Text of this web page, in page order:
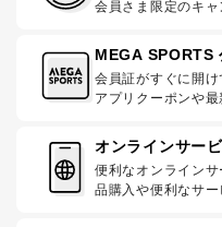
会員さま限定のキャ
MEGA SPORTS
会員証がすぐに開け
アプリクーポンや最
オンラインサー
便利なオンライン
品購入や便利なサー